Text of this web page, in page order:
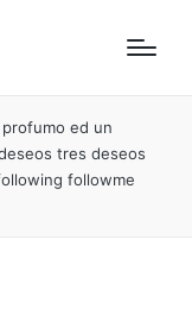
ed un
tres deseos
followme